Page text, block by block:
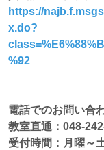
https://
x.do?
%92
電話でのお問い合
教室直通：048-
受付時間：月曜～